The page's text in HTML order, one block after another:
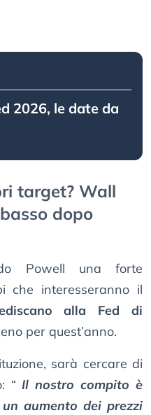
2026, le date da
target? Wall
dopo
Powell una forte
che interesseranno il
alla Fed di
per quest’anno.
sarà cercare di
“ Il nostro compito è
aumento dei prezzi